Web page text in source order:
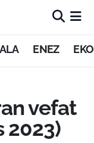
ENEZ
vefat
2023)